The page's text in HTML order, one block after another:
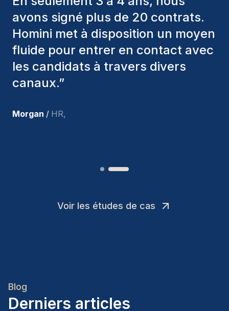
divers critères pour nous proposer
les bons candidats. Ceux que
nous avons recrutés sont toujours
parmi nous, et personnellement, je
suis très satisfait des nouvelles
Voir les études de cas
Blog
Derniers articles